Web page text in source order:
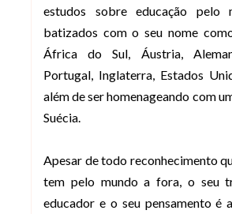
estudos sobre educação pelo
batizados com o seu nome
África do Sul, Áustria,
Portugal, Inglaterra, Estados
além de ser homenageando com
Suécia.
Apesar de todo reconhecimento
tem pelo mundo a fora, o seu
educador e o seu pensamento é